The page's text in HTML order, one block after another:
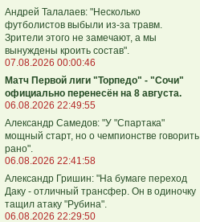
Андрей Талалаев: "Несколько
футболистов выбыли из-за травм.
Зрители этого не замечают, а мы
вынуждены кроить состав".
07.08.2026 00:00:46
Матч Первой лиги "Торпедо" - "Сочи"
официально перенесён на 8 августа.
06.08.2026 22:49:55
Александр Самедов: "У "Спартака"
мощный старт, но о чемпионстве говорить
рано".
06.08.2026 22:41:58
Александр Гришин: "На бумаге переход
Даку - отличный трансфер. Он в одиночку
тащил атаку "Рубина".
06.08.2026 22:29:50